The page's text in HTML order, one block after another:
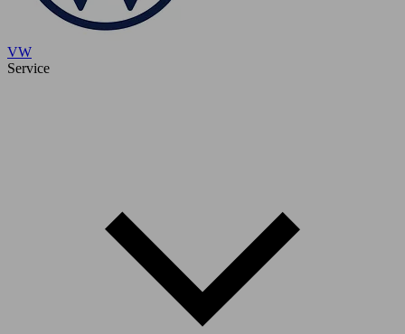
VW
Service